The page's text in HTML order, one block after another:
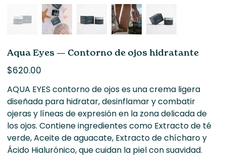
Aqua Eyes — Contorno de ojos hidratante
Precio
$620.00
AQUA EYES contorno de ojos es una crema ligera
diseñada para hidratar, desinflamar y combatir
ojeras y líneas de expresión en la zona delicada de
los ojos. Contiene ingredientes como Extracto de té
verde, Aceite de aguacate, Extracto de chícharo y
Ácido Hialurónico, que cuidan la piel con suavidad.